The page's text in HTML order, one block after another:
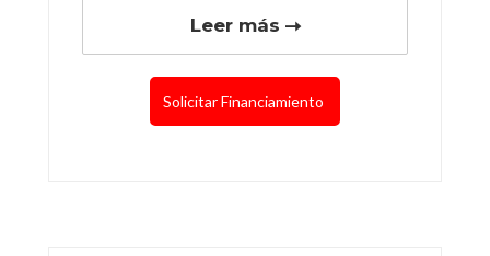
Leer más
Solicitar Financiamiento